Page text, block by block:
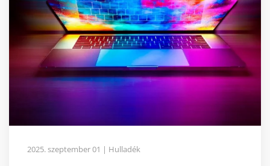
2025. szeptember 01 | Hulladék